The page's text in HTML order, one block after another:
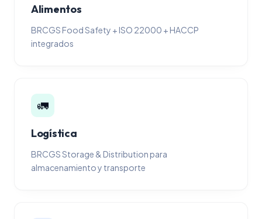
Alimentos
BRCGS Food Safety + ISO 22000 + HACCP
integrados
🚛
Logística
BRCGS Storage & Distribution para
almacenamiento y transporte